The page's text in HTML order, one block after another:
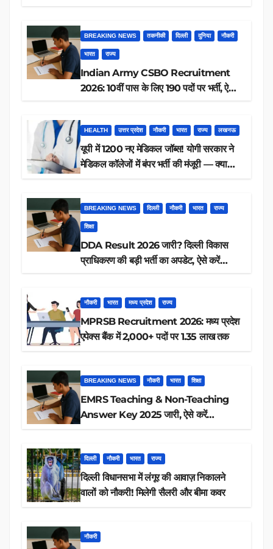
BREAKING NEWS तकनीकी दिल्ली दुनिया नौकरी
भारत राज्य
Indian Army CSBO Recruitment
2026: 10वीं पास के लिए 190 पदों पर भर्ती, ऐसे
HEALTH उत्तर प्रदेश नौकरी भारत राज्य लखनऊ
यूपी में 1200 नए मेडिकल जॉब्स! योगी सरकार ने
मेडिकल कॉलेजों में बंपर भर्ती की मंजूरी — क्या
BREAKING NEWS दिल्ली नौकरी भारत राज्य
शिक्षा
DDA Result 2026 जारी? दिल्ली विकास
प्राधिकरण की बड़ी भर्ती का अपडेट, ऐसे करें
नौकरी भारत मध्य प्रदेश राज्य
MPRSB Recruitment 2026: मध्य प्रदेश
एपेक्स बैंक में 2,000+ पदों पर 1.35 लाख तक
BREAKING NEWS नौकरी भारत शिक्षा
EMRS Teaching & Non-Teaching
Answer Key 2025 जारी, ऐसे करें
दिल्ली नौकरी भारत राज्य
दिल्ली विधानसभा में लंगूर की आवाज़ निकालने
वालों को नौकरी! मिलेगी सैलरी और बीमा कवर
नौकरी